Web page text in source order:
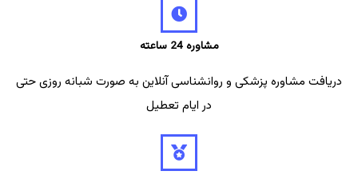
مشاوره 24 ساعته
دریافت مشاوره پزشکی و روانشناسی آنلاین به صورت شبانه روزی حتی
در ایام تعطیل